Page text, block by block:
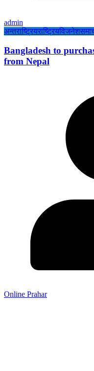
admin
अन्तराष्ट्रियराष्ट्रियविजनेश
Bangladesh to
from Nepal
Online Prahar